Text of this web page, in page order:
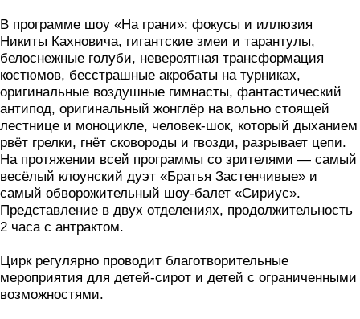
В программе шоу «На грани»: фокусы и иллюзия
Никиты Кахновича, гигантские змеи и тарантулы,
белоснежные голуби, невероятная трансформация
костюмов, бесстрашные акробаты на турниках,
оригинальные воздушные гимнасты, фантастический
антипод, оригинальный жонглёр на вольно стоящей
лестнице и моноцикле, человек-шок, который дыханием
рвёт грелки, гнёт сковороды и гвозди, разрывает цепи.
На протяжении всей программы со зрителями — самый
весёлый клоунский дуэт «Братья Застенчивые» и
самый обворожительный шоу-балет «Сириус».
Представление в двух отделениях, продолжительность
2 часа с антрактом.
Цирк регулярно проводит благотворительные
мероприятия для детей-сирот и детей с ограниченными
возможностями.